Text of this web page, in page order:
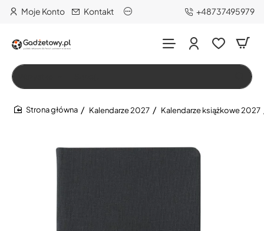
Moje Konto Kontakt +48737495979
Szukaj…
Kalendarze 2027 Kalendarze książkowe 2027